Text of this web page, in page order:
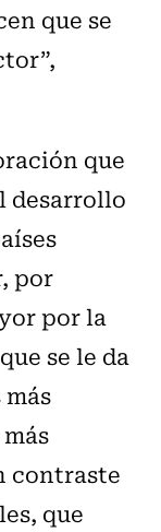
que se
que
desarrollo
por
por la
se le da
contraste
que